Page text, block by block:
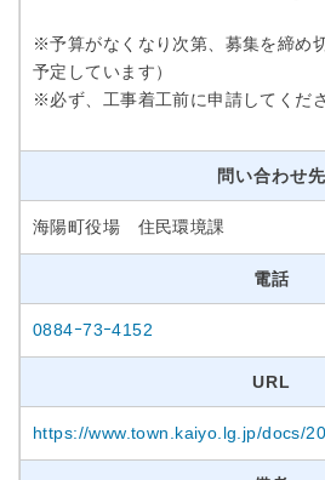
※予算がなくなり次第、募集を締め
予定しています）
※必ず、工事着工前に申請してくださ
問い合わせ先
海陽町役場 住民環境課
電話
0884ｰ73ｰ4152
URL
https://www.town.kaiyo.lg.jp/docs/